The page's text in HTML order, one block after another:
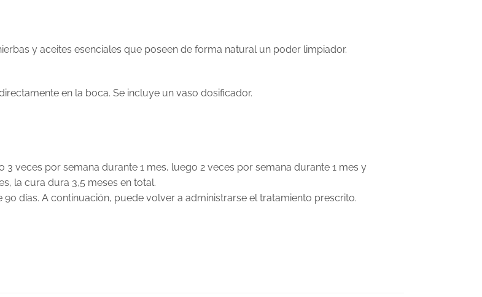
y aceites esenciales que poseen de forma natural un poder limpiador.
en la boca. Se incluye un vaso dosificador.
veces por semana durante 1 mes, luego 2 veces por semana durante 1 mes y
la cura dura 3,5 meses en total.
días. A continuación, puede volver a administrarse el tratamiento prescrito.